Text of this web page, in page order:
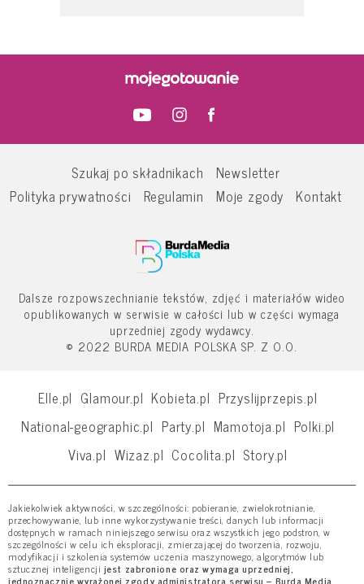
Szukaj po składnikach
Newsletter
Polityka prywatności
Regulamin Moje zgody Kontakt
Dalsze rozpowszechnianie tekstów, zdjęć i materiałów wideo
opublikowanych w serwisie w całości lub w części wymaga
uprzedniej zgody wydawcy.
© 2022 BURDA MEDIA POLSKA SP. Z O.O.
Elle.pl Glamour.pl Kobieta.pl Przyslijprzepis.pl
National-geographic.pl Party.pl Mamotoja.pl Polki.pl
Viva.pl Wizaz.pl Cocolita.pl Story.pl
Jakiekolwiek aktywności, w szczególności: pobieranie, zwielokrotnianie,
przechowywanie, lub inne wykorzystywanie treści, danych lub informacji
dostępnych w ramach niniejszego serwisu oraz wszystkich jego podstron, w
szczególności w celu ich eksploracji, zmierzającej do tworzenia, rozwoju,
modyfikacji i szkolenia systemów uczenia maszynowego, algorytmów lub
sztucznej inteligencji jest zabronione oraz wymaga uprzedniej,